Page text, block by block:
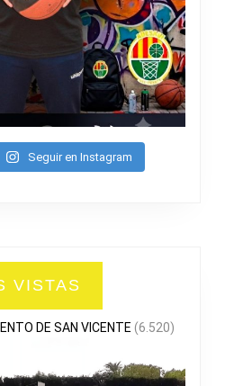
Seguir en Instagram
VISTAS
DE SAN VICENTE (6.520)